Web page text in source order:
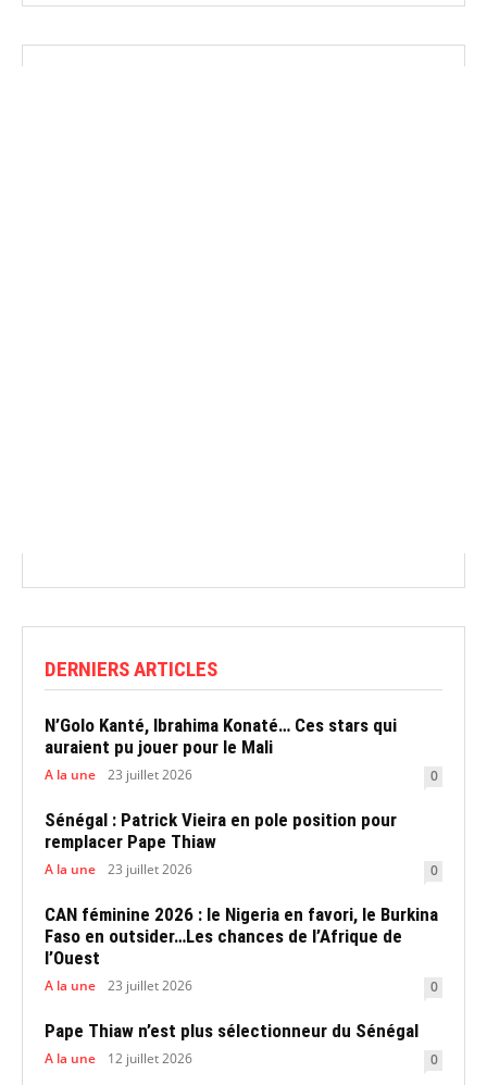
DERNIERS ARTICLES
N’Golo Kanté, Ibrahima Konaté… Ces stars qui
auraient pu jouer pour le Mali
A la une 23 juillet 2026 0
Sénégal : Patrick Vieira en pole position pour
remplacer Pape Thiaw
A la une 23 juillet 2026 0
CAN féminine 2026 : le Nigeria en favori, le Burkina
Faso en outsider…Les chances de l’Afrique de
l’Ouest
A la une 23 juillet 2026 0
Pape Thiaw n’est plus sélectionneur du Sénégal
A la une 12 juillet 2026 0